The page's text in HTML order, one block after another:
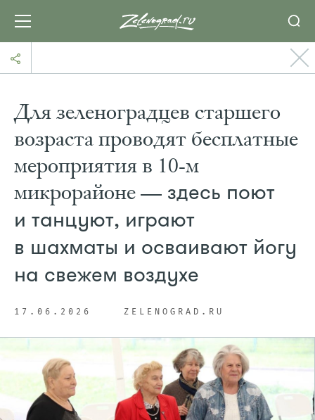
Для зеленоградцев старшего
возраста проводят бесплатные
мероприятия в 10-м
микрорайоне — здесь поют
и танцуют, играют
в шахматы и осваивают йогу
на свежем воздухе
17.06.2026 ZELENOGRAD.RU